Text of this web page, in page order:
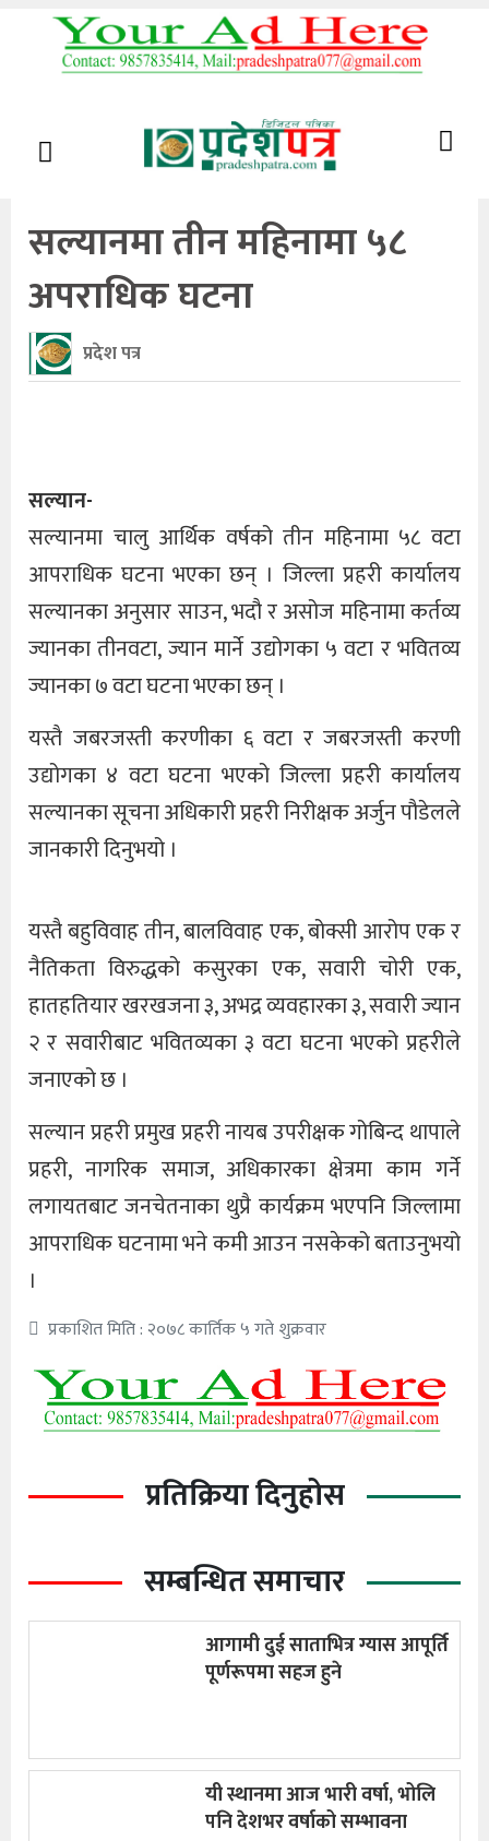
सल्यानमा तीन महिनामा ५८
अपराधिक घटना
प्रदेश पत्र
सल्यान-
सल्यानमा चालु आर्थिक वर्षको तीन महिनामा ५८ वटा
आपराधिक घटना भएका छन् । जिल्ला प्रहरी कार्यालय
सल्यानका अनुसार साउन, भदौ र असोज महिनामा कर्तव्य
ज्यानका तीनवटा, ज्यान मार्ने उद्योगका ५ वटा र भवितव्य
ज्यानका ७ वटा घटना भएका छन् ।
यस्तै जबरजस्ती करणीका ६ वटा र जबरजस्ती करणी
उद्योगका ४ वटा घटना भएको जिल्ला प्रहरी कार्यालय
सल्यानका सूचना अधिकारी प्रहरी निरीक्षक अर्जुन पौडेलले
जानकारी दिनुभयो ।
यस्तै बहुविवाह तीन, बालविवाह एक, बोक्सी आरोप एक र
नैतिकता विरुद्धको कसुरका एक, सवारी चोरी एक,
हातहतियार खरखजना ३, अभद्र व्यवहारका ३, सवारी ज्यान
२ र सवारीबाट भवितव्यका ३ वटा घटना भएको प्रहरीले
जनाएको छ ।
सल्यान प्रहरी प्रमुख प्रहरी नायब उपरीक्षक गोबिन्द थापाले
प्रहरी, नागरिक समाज, अधिकारका क्षेत्रमा काम गर्ने
लगायतबाट जनचेतनाका थुप्रै कार्यक्रम भएपनि जिल्लामा
आपराधिक घटनामा भने कमी आउन नसकेको बताउनुभयो
।
प्रकाशित मिति : २०७८ कार्तिक ५ गते शुक्रवार
प्रतिक्रिया दिनुहोस
सम्बन्धित समाचार
आगामी दुई साताभित्र ग्यास आपूर्ति
पूर्णरूपमा सहज हुने
यी स्थानमा आज भारी वर्षा, भोलि
पनि देशभर वर्षाको सम्भावना